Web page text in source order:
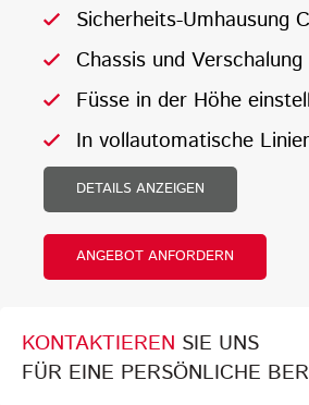
Sicherheits-Umhausung
Chassis und
Füsse in der Höhe
In vollautomatische
DETAILS ANZEIGEN
ANGEBOT ANFORDERN
KONTAKTIEREN SIE UNS
FÜR EINE PERSÖNLICHE